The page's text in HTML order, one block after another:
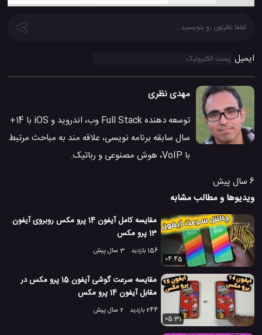
ایمیل
مهدی نظری
توسعه دهنده Full Stack وب، اندروید و iOS با 14+
سال سابقه برنامه نویسی، علاقه مند به مباحث مرتبط
با VoIP، هوش مصنوعی و رباتیک.
6 سال پیش
ویدیوها و مطالب مشابه
مقایسه کامل آیفون 14 پرو مکس روبروی آیفون
13 پرو مکس
156 بازدید
3 سال پیش
04:45
مقایسه سرعت گوشی آیفون 15 پرو مکس در
مقابل آیفون 14 پرو مکس
244 بازدید
2 سال پیش
05:31